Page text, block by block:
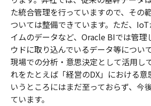
た統合管理を行っていますので、その
ついては整備できています。ただ、
イムのデータなど、Oracle BIでは管理
ウドに取り込んでいるデータ等につい
現場での分析・意思決定として活用し
れをたとえば「経営のDX」における意
いうところにはまだ至っておらず、今
ています。